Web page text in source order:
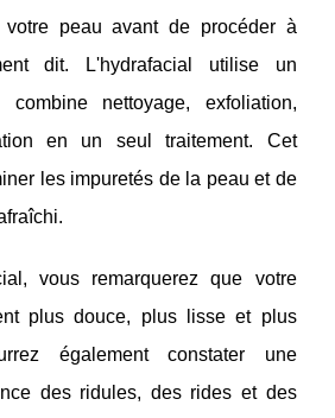
votre peau avant de procéder à
dit. L'hydrafacial utilise un
nettoyage, exfoliation,
en un seul traitement. Cet
les impuretés de la peau et de
vous remarquerez que votre
plus douce, plus lisse et plus
également constater une
des ridules, des rides et des